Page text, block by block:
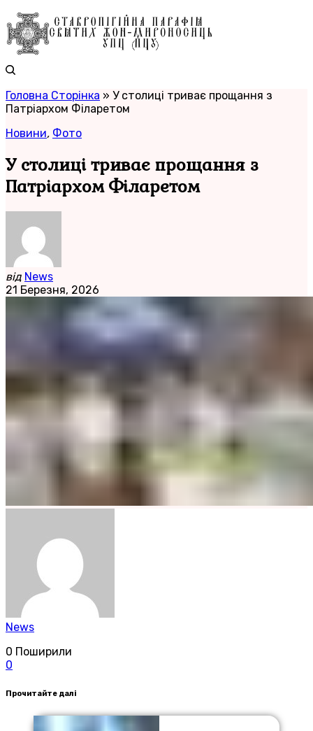
Головна Сторінка » У столиці триває прощання з
Патріархом Філаретом
Новини, Фото
У столиці триває прощання з
Патріархом Філаретом
від News
21 Березня, 2026
News
0 Поширили
0
Прочитайте далі